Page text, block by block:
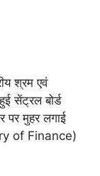
श्रम एवं
सेंट्रल बोर्ड
मुहर लगाई
of Finance)